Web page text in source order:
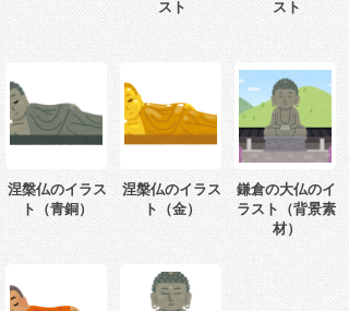
スト
スト
涅槃仏のイラス
ト（青銅）
涅槃仏のイラス
ト（金）
鎌倉の大仏のイ
ラスト（背景素
材）